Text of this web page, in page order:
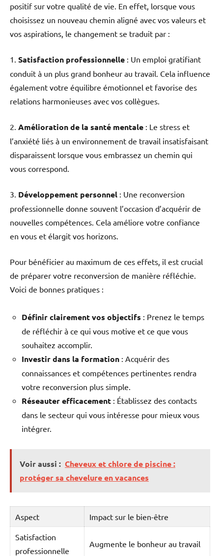
positif sur votre qualité de vie. En effet, lorsque vous
choisissez un nouveau chemin aligné avec vos valeurs et
vos aspirations, le changement se traduit par :
1. Satisfaction professionnelle : Un emploi gratifiant
conduit à un plus grand bonheur au travail. Cela influence
également votre équilibre émotionnel et favorise des
relations harmonieuses avec vos collègues.
2. Amélioration de la santé mentale : Le stress et
l’anxiété liés à un environnement de travail insatisfaisant
disparaissent lorsque vous embrassez un chemin qui
vous correspond.
3. Développement personnel : Une reconversion
professionnelle donne souvent l’occasion d’acquérir de
nouvelles compétences. Cela améliore votre confiance
en vous et élargit vos horizons.
Pour bénéficier au maximum de ces effets, il est crucial
de préparer votre reconversion de manière réfléchie.
Voici de bonnes pratiques :
Définir clairement vos objectifs : Prenez le temps
de réfléchir à ce qui vous motive et ce que vous
souhaitez accomplir.
Investir dans la formation : Acquérir des
connaissances et compétences pertinentes rendra
votre reconversion plus simple.
Réseauter efficacement : Établissez des contacts
dans le secteur qui vous intéresse pour mieux vous
intégrer.
Voir aussi : Cheveux et chlore de piscine :
protéger sa chevelure en vacances
Aspect Impact sur le bien-être
Satisfaction
professionnelle
Augmente le bonheur au travail